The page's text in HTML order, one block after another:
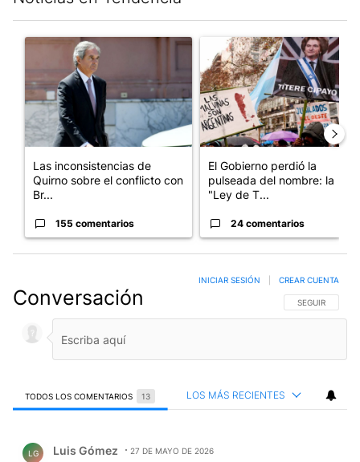
Un artículo de tendencia con el título "Las inconsistencias de
Las inconsistencias de
Quirno sobre el conflicto con
Br...
155 comentarios
Un artículo de tendencia
El Gobierno perdió la
pulseada del nombre: la
"Ley de T...
24 comentarios
Conversación SIGA ESTA
SEGUIR
INICIAR SESIÓN CREAR CUENTA
TODOS LOS COMENTARIOS 13 LOS MÁS RECIENTES
LG Luis Gómez 27 DE MAYO DE 2026